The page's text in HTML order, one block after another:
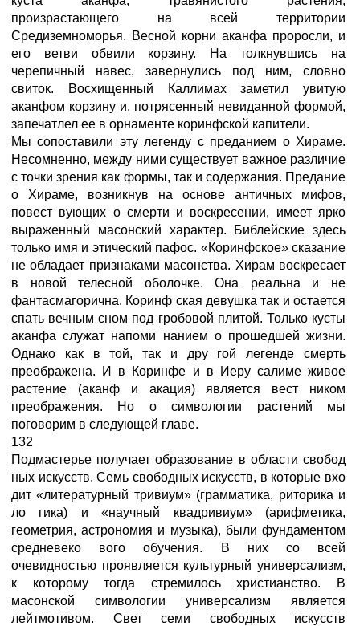
произрастающего на всей территории
Средиземноморья. Весной корни аканфа проросли, и
его ветви обвили корзину. На толкнувшись на
черепичный навес, завернулись под ним, словно
свиток. Восхищенный Каллимах заметил увитую
аканфом корзину и, потрясенный невиданной формой,
запечатлел ее в орнаменте коринфской капители.
Мы сопоставили эту легенду с преданием о Хираме.
Несомненно, между ними существует важное различие
с точки зрения как формы, так и содержания. Предание
о Хираме, возникнув на основе античных мифов,
повест вующих о смерти и воскресении, имеет ярко
выраженный масонский характер. Библейские здесь
только имя и этический пафос. «Коринфское» сказание
не обладает признаками масонства. Хирам воскресает
в новой телесной оболочке. Она реальна и не
фантасмагорична. Коринф ская девушка так и остается
спать вечным сном под гробовой плитой. Только кусты
аканфа служат напоми нанием о прошедшей жизни.
Однако как в той, так и дру гой легенде смерть
преображена. И в Коринфе и в Иеру салиме живое
растение (аканф и акация) является вест ником
преображения. Но о символогии растений мы
поговорим в следующей главе.
132
Подмастерье получает образование в области свобод
ных искусств. Семь свободных искусств, в которые вхо
дит «литературный тривиум» (грамматика, риторика и
ло гика) и «научный квадривиум» (арифметика,
геометрия, астрономия и музыка), были фундаментом
средневеко вого обучения. В них со всей
очевидностью проявляется культурный универсализм,
к которому тогда стремилось христианство. В
масонской символогии универсализм является
лейтмотивом. Свет семи свободных искусств